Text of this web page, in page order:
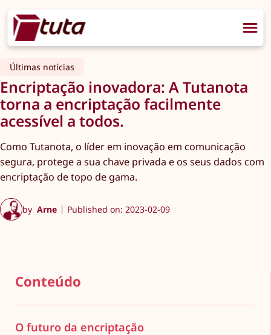
Últimas notícias
Encriptação inovadora: A Tutanota
torna a encriptação facilmente
acessível a todos.
Como Tutanota, o líder em inovação em comunicação
segura, protege a sua chave privada e os seus dados com
encriptação de topo de gama.
by Arne Published on: 2023-02-09
Conteúdo
O futuro da encriptação